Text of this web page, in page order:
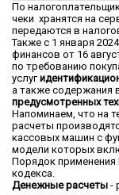
По
чеки хранятся на
передаются в
Также с 1 января
финансов от 16
по требованию
услуг
а также содержания
предусмотренных
Напоминаем, что на
расчеты
кассовых машин с
модели которых
Порядок применения
кодекса.
Денежные расчеты -